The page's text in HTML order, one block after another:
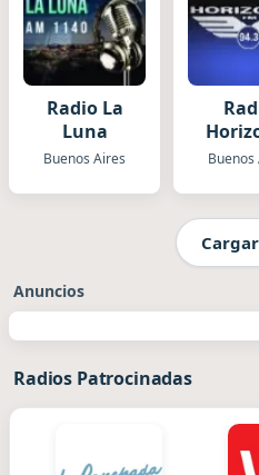
Radio La
Luna
Buenos Aires Buenos
Anuncios
Radios Patrocinadas